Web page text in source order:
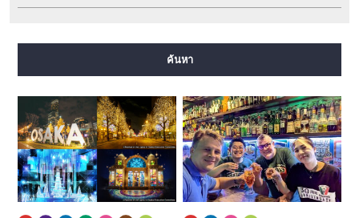
สายอิมาซาโตะซุจิ สายนิวแทรม
ค้นหา